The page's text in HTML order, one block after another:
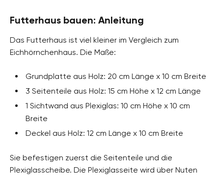
Futterhaus bauen: Anleitung
Das Futterhaus ist viel kleiner im Vergleich zum
Eichhörnchenhaus. Die Maße:
Grundplatte aus Holz: 20 cm Länge x 10 cm Breite
3 Seitenteile aus Holz: 15 cm Höhe x 12 cm Länge
1 Sichtwand aus Plexiglas: 10 cm Höhe x 10 cm
Breite
Deckel aus Holz: 12 cm Länge x 10 cm Breite
Sie befestigen zuerst die Seitenteile und die
Plexiglasscheibe. Die Plexiglasseite wird über Nuten